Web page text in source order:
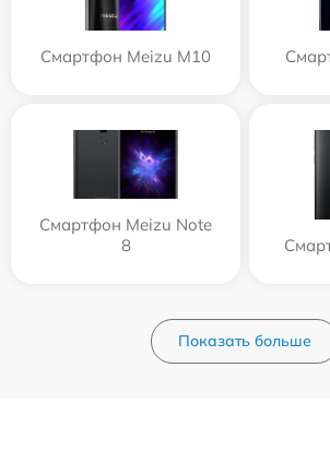
Смартфон Meizu M10
Смартфон Meizu Note
8
Показать больше